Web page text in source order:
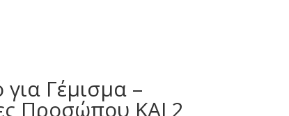
Γέμισμα –
Προσώπου ΚΑΙ 2